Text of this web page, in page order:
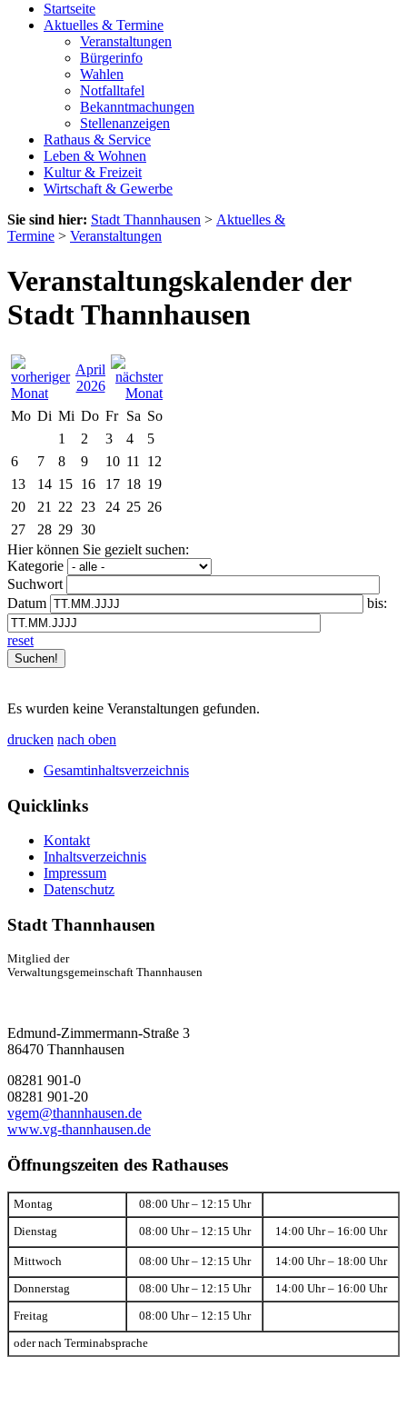
Startseite
Aktuelles & Termine
Veranstaltungen
Bürgerinfo
Wahlen
Notfalltafel
Bekanntmachungen
Stellenanzeigen
Rathaus & Service
Leben & Wohnen
Kultur & Freizeit
Wirtschaft & Gewerbe
Sie sind hier: Stadt Thannhausen > Aktuelles &
Termine > Veranstaltungen
Veranstaltungskalender der
Stadt Thannhausen
April
2026
Mo Di Mi Do Fr Sa So
1
2 3 4
5
6
7 8 9 10 11
12
13
14 15 16 17 18 19
20
21 22 23 24 25 26
27
28 29 30
Hier können Sie gezielt suchen:
Kategorie
Suchwort
Datum
bis:
reset
Es wurden keine Veranstaltungen gefunden.
drucken nach oben
Gesamtinhaltsverzeichnis
Quicklinks
Kontakt
Inhaltsverzeichnis
Impressum
Datenschutz
Stadt Thannhausen
Mitglied der
Verwaltungsgemeinschaft Thannhausen
Edmund-Zimmermann-Straße 3
86470 Thannhausen
08281 901-0
08281 901-20
vgem@thannhausen.de
www.vg-thannhausen.de
Öffnungszeiten des Rathauses
Montag 08:00 Uhr – 12:15 Uhr
Dienstag 08:00 Uhr – 12:15 Uhr 14:00 Uhr – 16:00 Uhr
Mittwoch 08:00 Uhr – 12:15 Uhr 14:00 Uhr – 18:00 Uhr
Donnerstag 08:00 Uhr – 12:15 Uhr 14:00 Uhr – 16:00 Uhr
Freitag 08:00 Uhr – 12:15 Uhr
oder nach Terminabsprache